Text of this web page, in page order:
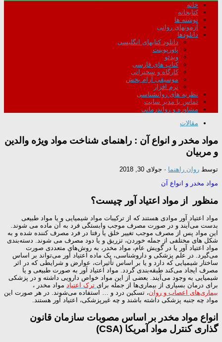
خانه
کتابخانه
نوشته ها
آزمونهای روانی
دانلودها
دانلود کتابهای انگلیسی
پاورپوینت
ویدئو
کتاب های فارسی
کارگاه و سخنرانی
موسیقی آرام بخش
نرم افزار
نظریه های روانشناسی
تماس با مدیر سایت
مشاوره و رواندرمانی
مقالات
مواد مخدر و انواع آن : راهنمای شناخت مواد ویژه والدین
و مربیان
توسط روان راهنما · جولای 30, 2018
مواد مخدر و انواع آن
منظور از مواد اعتیاد آور چیست؟
مواد اعتیاد آور موادی هستند که از ترکیبات مواد شیمیایی و یا مواد طبیعی
بدست می‌آیند و در صورت مصرف موجب وابستگی فرد به آن ماده می شوند.
این مواد پس از مصرف موجب تغییر خلق یا رفتا در فرد مصرف کننده شده و به
شکل های مختلفی از جمله خوردن، تزریق و یا دود مصرف می شوند. دسته‌بندی
مواد اعتیاد آور یا در گویش عام، مواد مخدر، به روش‌های متعددی صورت
می‌گیرد. در علم پزشکی و داروشناسی، یک ماده اعتیاد آور می‌تواند بر اساس
ساختار شیمیایی که دارد و یا بر اساس تأثیرات، عوارض و شرایطی که در اثر
مصرف ایجاد می‌کند طبقه‌بندی گردد. مواد اعتیاد آور به صورت طبیعی و یا
شیمیایی به وجود می‌آیند. بعضی از این مواد خواص دارویی داشته و در پزشکی
برای درمان بسیاری از بیماری‌ها از جمله برای ترک اعتیاد مواد مخدر ،
بیماری‌های اعصاب و روان، تسکین درد و … استفاده می‌شوند. در هر صورت این
مواد چه جنبه پزشکی داشته باشند و چه غیرپزشکی، اعتیاد آور هستند.
انواع مواد مخدر بر اساس مصوبات سازمان قانون
گذاری کنترل مواد آمریکا (CSA)